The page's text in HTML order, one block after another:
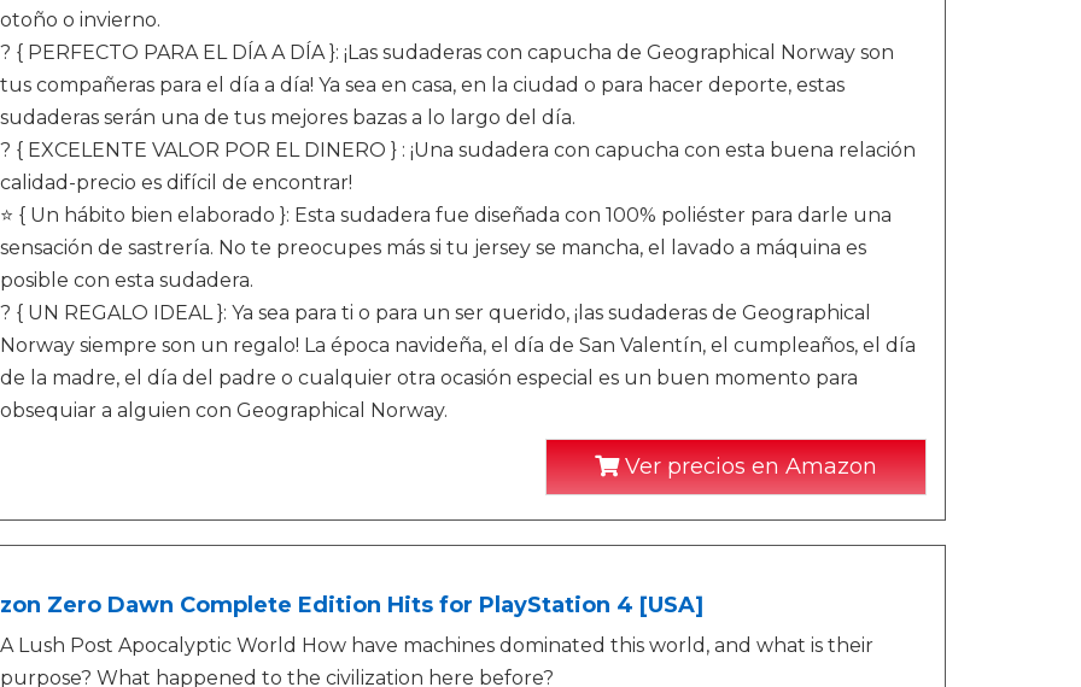
otoño o invierno.
? { PERFECTO PARA EL DÍA A DÍA }: ¡Las sudaderas con capucha de Geographical Norway son
tus compañeras para el día a día! Ya sea en casa, en la ciudad o para hacer deporte, estas
sudaderas serán una de tus mejores bazas a lo largo del día.
? { EXCELENTE VALOR POR EL DINERO } : ¡Una sudadera con capucha con esta buena relación
calidad-precio es difícil de encontrar!
⭐ { Un hábito bien elaborado }: Esta sudadera fue diseñada con 100% poliéster para darle una
sensación de sastrería. No te preocupes más si tu jersey se mancha, el lavado a máquina es
posible con esta sudadera.
? { UN REGALO IDEAL }: Ya sea para ti o para un ser querido, ¡las sudaderas de Geographical
Norway siempre son un regalo! La época navideña, el día de San Valentín, el cumpleaños, el día
de la madre, el día del padre o cualquier otra ocasión especial es un buen momento para
obsequiar a alguien con Geographical Norway.
Ver precios en Amazon
Zero Dawn Complete Edition Hits for PlayStation 4 [USA]
A Lush Post Apocalyptic World How have machines dominated this world, and what is their
purpose? What happened to the civilization here before?